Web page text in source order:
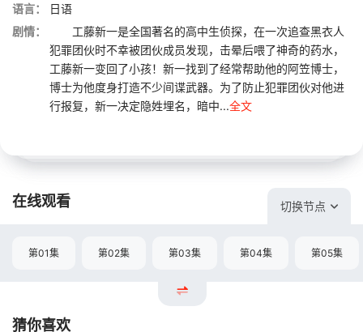
语言：
日语
剧情：
工藤新一是全国著名的高中生侦探，在一次追查黑衣人
犯罪团伙时不幸被团伙成员发现，击晕后喂了神奇的药水，
工藤新一变回了小孩！新一找到了经常帮助他的阿笠博士，
博士为他度身打造不少间谍武器。为了防止犯罪团伙对他进
行报复，新一决定隐姓埋名，暗中...全文
在线观看 切换节点
第01集 第02集 第03集 第04集 第05集
猜你喜欢